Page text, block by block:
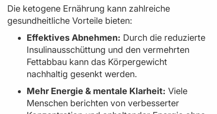
Die ketogene Ernährung kann zahlreiche
gesundheitliche Vorteile bieten:
Effektives Abnehmen: Durch die reduzierte
Insulinausschüttung und den vermehrten
Fettabbau kann das Körpergewicht
nachhaltig gesenkt werden.
Mehr Energie & mentale Klarheit: Viele
Menschen berichten von verbesserter